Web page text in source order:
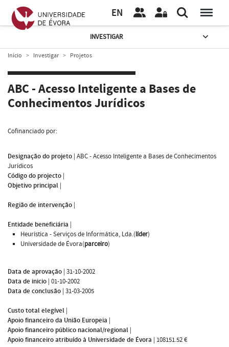
EN
INVESTIGAR
Início Investigar Projetos
ABC - Acesso Inteligente a Bases de
Conhecimentos Jurídicos
Cofinanciado por:
Designação do projeto | ABC - Acesso Inteligente a Bases de Conhecimentos
Jurídicos
Código do projecto |
Objetivo principal |
Região de intervenção |
Entidade beneficiária |
Heurística - Serviços de Informática, Lda.(líder)
Universidade de Évora(parceiro)
Data de aprovação | 31-10-2002
Data de inicio | 01-10-2002
Data de conclusão | 31-03-2005
Custo total elegível |
Apoio financeiro da União Europeia |
Apoio financeiro público nacional/regional |
Apoio financeiro atribuído à Universidade de Évora | 108151.52 €